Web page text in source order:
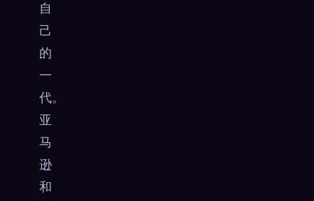
自
己
的
一
代。
亚
马
逊
和